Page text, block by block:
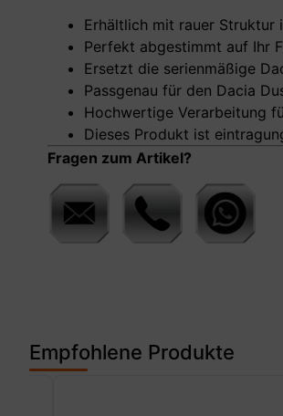
Erhältlich mit rauer
Perfekt abgestimmt auf Ihr
Ersetzt die serienmäßige
Passgenau für den Dacia
Hochwertige Verarbeitung
Dieses Produkt ist
Fragen zum Artikel?
Empfohlene Produkte